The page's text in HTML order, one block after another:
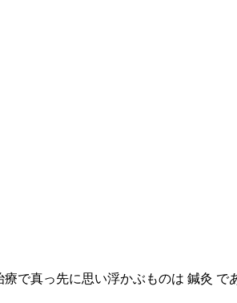
で真っ先に思い浮かぶものは 鍼灸